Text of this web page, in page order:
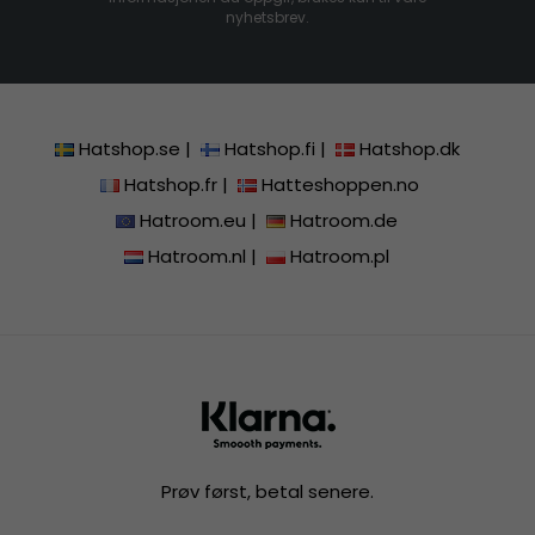
nyhetsbrev.
Hatshop.se | Hatshop.fi |
Hatshop.dk
Hatshop.fr|
Hatteshoppen.no
Hatroom.eu |
Hatroom.de
Hatroom.nl | Hatroom.pl
Prøv først, betal senere.